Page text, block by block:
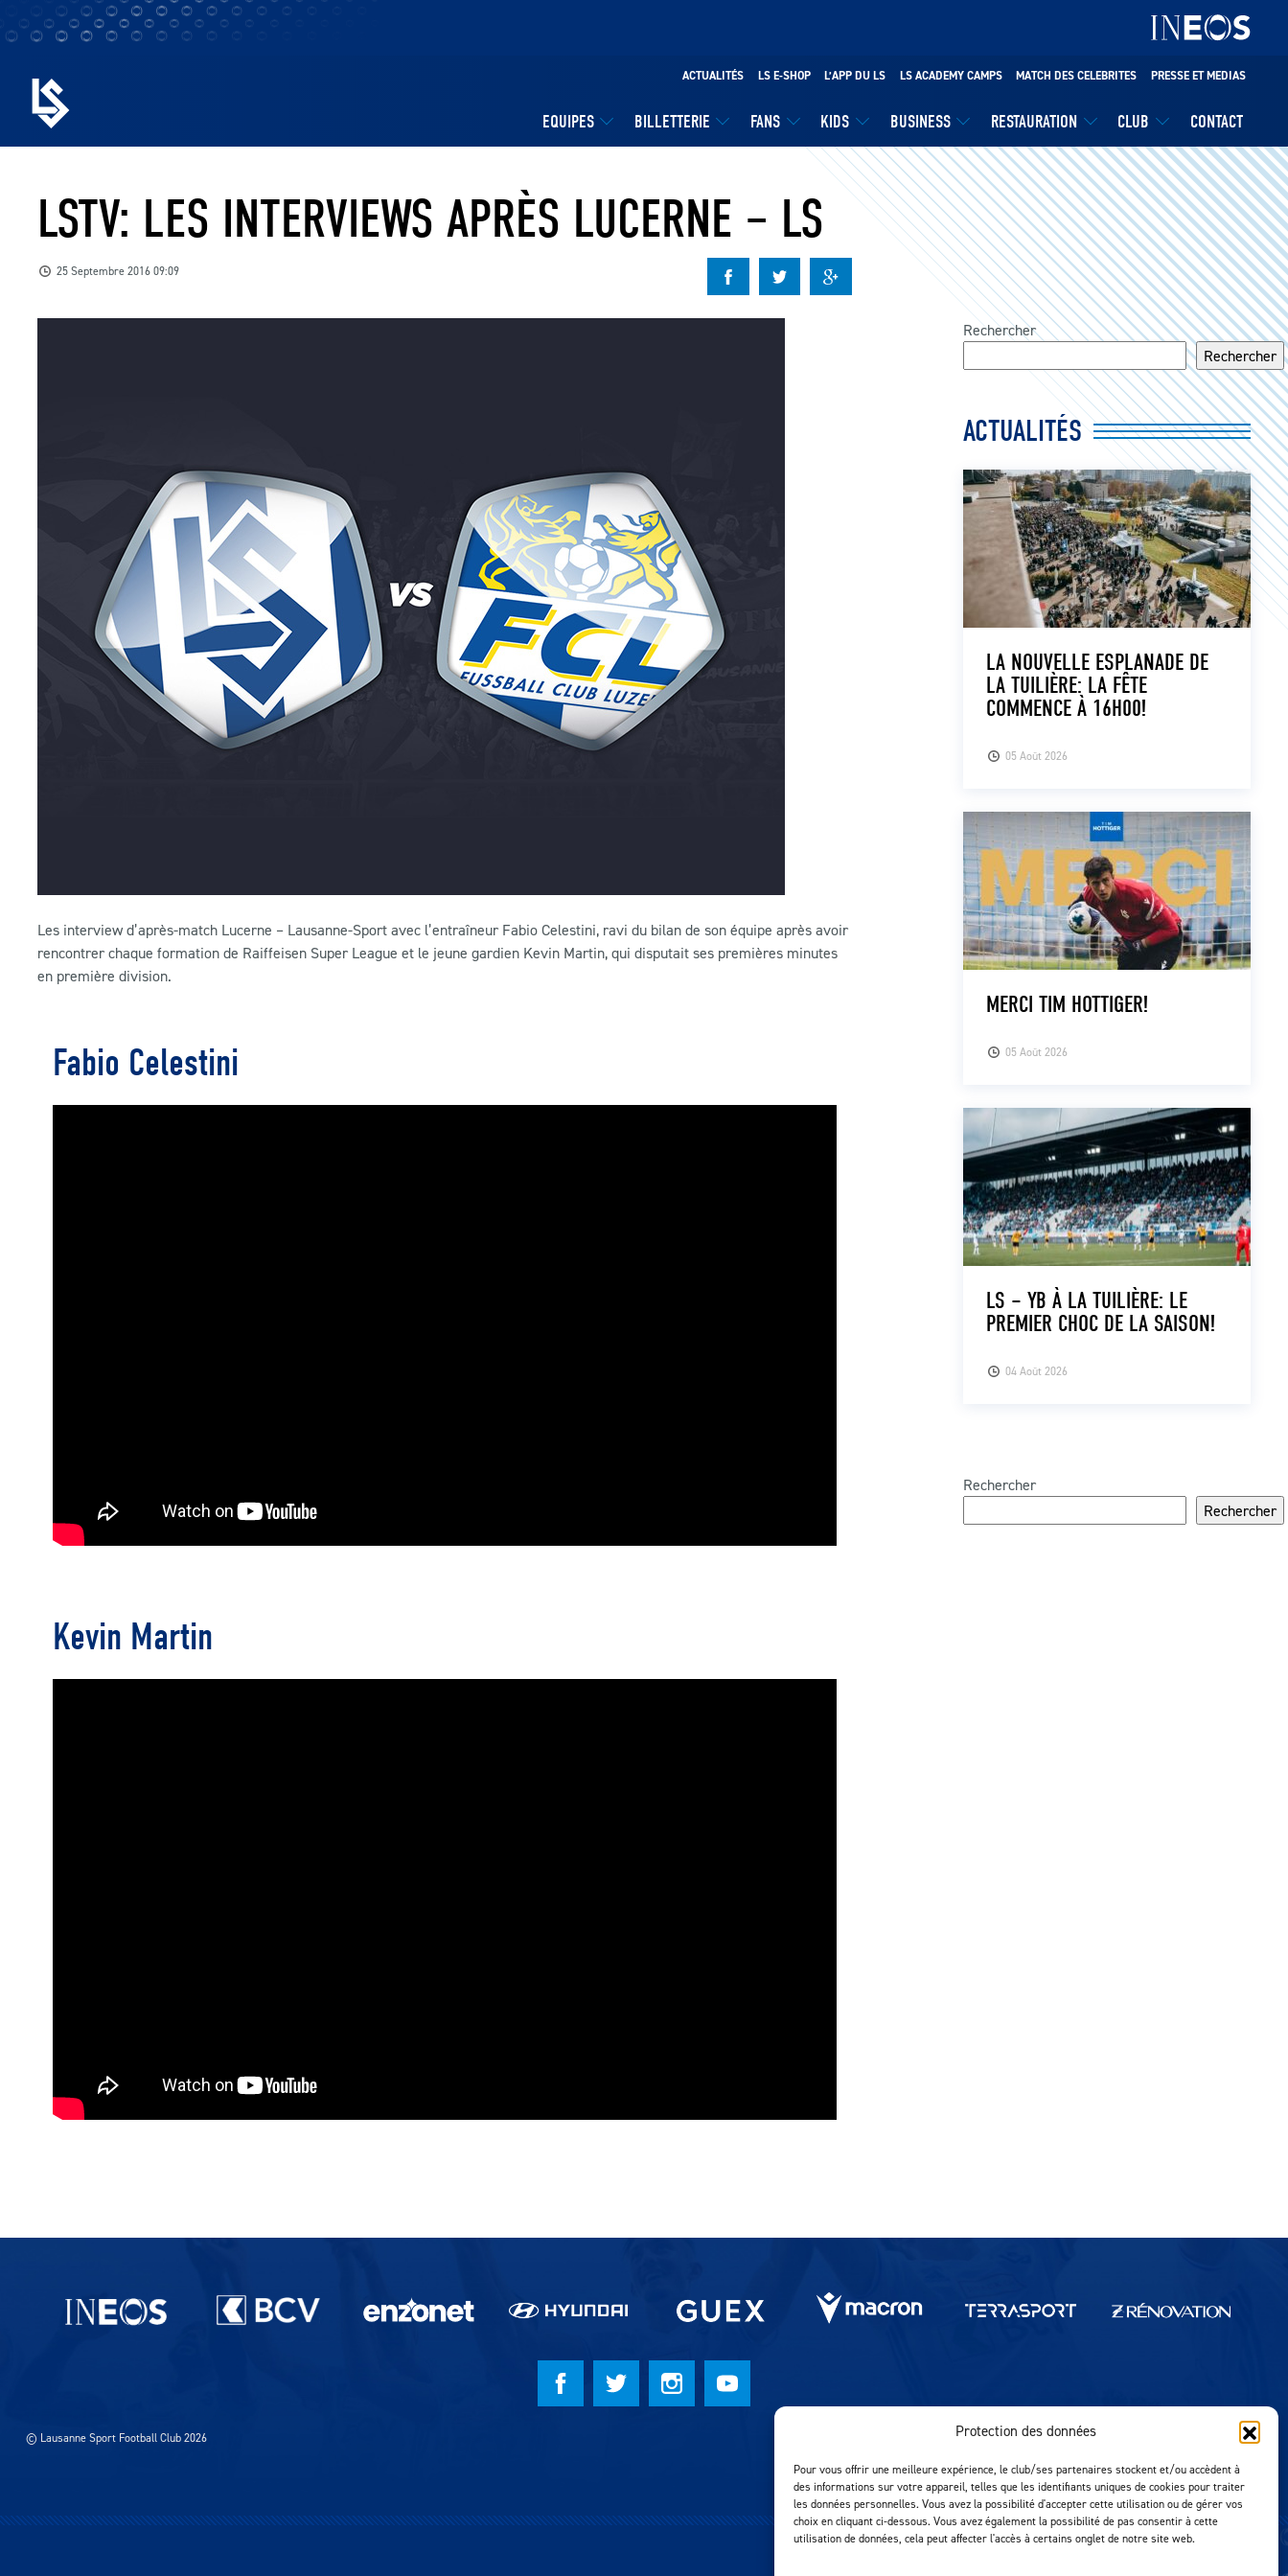
Protection des données
Pour vous offrir une meilleure expérience, le club/ses partenaires stockent et/ou accèdent à
des informations sur votre appareil, telles que les identifiants uniques de cookies pour traiter
les données personnelles. Vous avez la possibilité d'accepter cette utilisation ou de gérer vos
choix en cliquant ci-dessous. Vous avez également la possibilité de pas consentir à cette
utilisation de données, cela peut affecter l'accès à certains onglet de notre site web.
EQUIPES BILLETTERIE FANS KIDS BUSINESS RESTAURATION CLUB CONTACT
ACTUALITÉS LS E-SHOP L’APP DU LS LS ACADEMY CAMPS MATCH DES CELEBRITES PRESSE ET MEDIAS
LSTV: LES INTERVIEWS APRÈS LUCERNE – LS
25 Septembre 2016 09:09
Les interview d’après-match Lucerne – Lausanne-Sport avec l’entraîneur Fabio Celestini, ravi du bilan de son équipe après avoir
rencontrer chaque formation de Raiffeisen Super League et le jeune gardien Kevin Martin, qui disputait ses premières minutes
en première division.
Fabio Celestini
Kevin Martin
Rechercher
Rechercher
ACTUALITÉS
05 Août 2026
LA NOUVELLE ESPLANADE DE
LA TUILIÈRE: LA FÊTE
COMMENCE À 16H00!
05 Août 2026
MERCI TIM HOTTIGER!
04 Août 2026
LS – YB À LA TUILIÈRE: LE
PREMIER CHOC DE LA SAISON!
Rechercher
Rechercher
Partenaires du lausanne-Sport
© Lausanne Sport Football Club 2026